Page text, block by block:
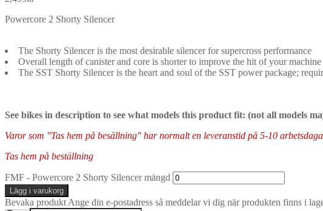
Powercore 2 Shorty Silencer
The Shorty Silencer is the most desirable silencer for supercross performance
Overall length of canister and core is shorter to improve the hit of your machine
The SST Shorty Silencer is the heart and soul of the SST power package;
See bikes in description to see what models this product fit: (not all models
Varor som "Tas hem på besällning" har normalt en leveranstid på 5-10
Tas hem på beställning
FMF - Powercore 2 Shorty Silencer mängd
Lägg i varukorg
Bevaka produkt Ange din e-postadress så meddelar vi dig när produkten finns i